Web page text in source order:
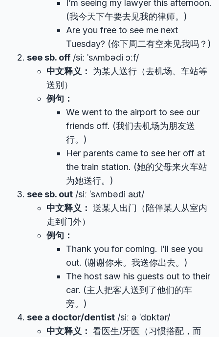
I’m seeing my lawyer this afternoon.
(我今天下午要去见我的律师。)
Are you free to see me next
Tuesday? (你下周二有空来见我吗？)
see sb. off /siː ˈsʌmbədi ɔːf/
中文释义：
为某人送行（去机场、车站等
送别）
例句：
We went to the airport to see our
friends off. (我们去机场为朋友送
行。)
Her parents came to see her off at
the train station. (她的父母来火车站
为她送行。)
see sb. out /siː ˈsʌmbədi aʊt/
中文释义： 送某人出门（陪伴某人从室内
走到门外）
例句：
Thank you for coming. I’ll see you
out. (谢谢你来。我送你出去。)
The host saw his guests out to their
car. (主人把客人送到了他们的车
旁。)
see a doctor/dentist /siː ə ˈdɒktər/
中文释义： 看医生/牙医（习惯搭配，而